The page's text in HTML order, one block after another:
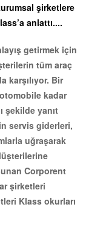
şirketlere
anlattı....
getirmek için
tüm araç
karşılıyor. Bir
kadar
şekilde yanıt
servis giderleri,
uğraşarak
Corporent
şirketleri
Klass okurları